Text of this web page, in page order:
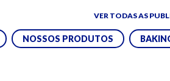
VER TODAS AS
NOSSOS PRODUTOS